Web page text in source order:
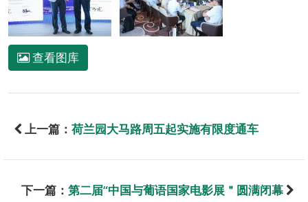
查看图库
上一篇： 荷兰园大马路周五起实施有限度通车
下一篇： 第二届“中国与葡语国家电影展＂圆满闭幕